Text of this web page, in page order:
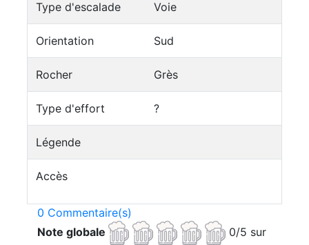
Type d'escalade Voie
Orientation Sud
Rocher Grès
Type d'effort ?
Légende
Accès
0 Commentaire(s)
Note globale
0/5 sur